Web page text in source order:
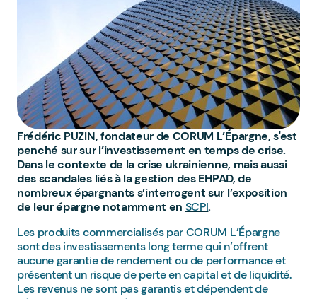
Frédéric PUZIN, fondateur de CORUM L’Épargne, s'est
penché sur sur l’investissement en temps de crise.
Dans le contexte de la crise ukrainienne, mais aussi
des scandales liés à la gestion des EHPAD, de
nombreux épargnants s’interrogent sur l’exposition
de leur épargne notamment en SCPI.
Les produits commercialisés par CORUM L’Épargne
sont des investissements long terme qui n’offrent
aucune garantie de rendement ou de performance et
présentent un risque de perte en capital et de liquidité.
Les revenus ne sont pas garantis et dépendent de